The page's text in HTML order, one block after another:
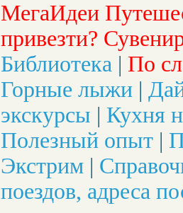
МегаИдеи
привезти?
Библиотека | По
Горные лыжи |
экскурсы | Кухня
Полезный опыт |
Экстрим |
поездов, адреса